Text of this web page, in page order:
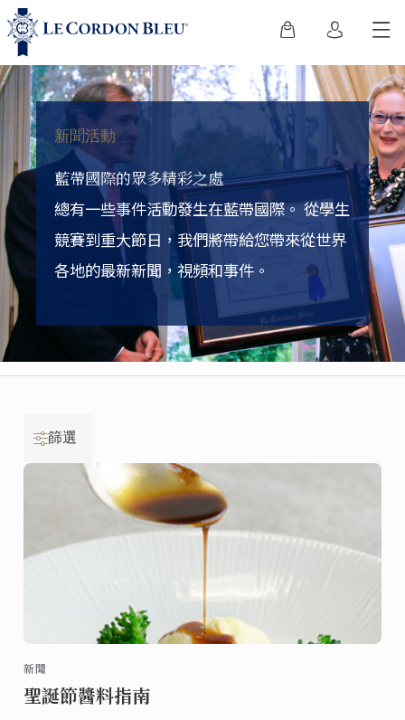
新聞活動
藍帶國際的眾多精彩之處
總有一些事件活動發生在藍帶國際。從學生
競賽到重大節日，我們將帶給您帶來從世界
各地的最新新聞，視頻和事件。
篩選
新聞
聖誕節醬料指南